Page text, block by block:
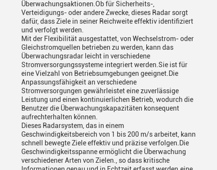
Überwachungsaktionen.Ob für Sicherheits-,
Verteidigungs- oder andere Zwecke, dieses Radar sorgt
dafür, dass Ziele in seiner Reichweite effektiv identifiziert
und verfolgt werden.
Mit der Flexibilität ausgestattet, von Wechselstrom- oder
Gleichstromquellen betrieben zu werden, kann das
Überwachungsradar leicht in verschiedene
Stromversorgungssysteme integriert werden.Sie ist für
eine Vielzahl von Betriebsumgebungen geeignet.Die
Anpassungsfähigkeit an verschiedene
Stromversorgungen gewährleistet eine zuverlässige
Leistung und einen kontinuierlichen Betrieb, wodurch die
Benutzer die Überwachungskapazitäten konsequent
aufrechterhalten können.
Dieses Radarsystem, das in einem
Geschwindigkeitsbereich von 1 bis 200 m/s arbeitet, kann
schnell bewegte Ziele effektiv und präzise verfolgen.Die
Geschwindigkeitsspanne ermöglicht die Überwachung
verschiedener Arten von Zielen., so dass kritische